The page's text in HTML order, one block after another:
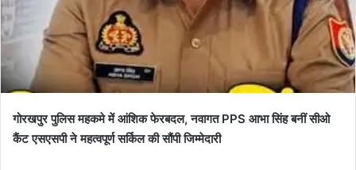
गोरखपुर पुलिस महकमे में आंशिक फेरबदल, नवागत PPS आभा सिंह बनीं सीओ
कैंट एसएसपी ने महत्वपूर्ण सर्किल की सौंपी जिम्मेदारी